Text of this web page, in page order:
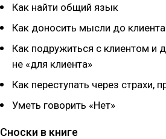
Как найти общий язык
Как доносить мысли до клиента
Как подружиться с клиентом и
не «для клиента»
Как переступать через страхи,
Уметь говорить «Нет»
Сноски в книге